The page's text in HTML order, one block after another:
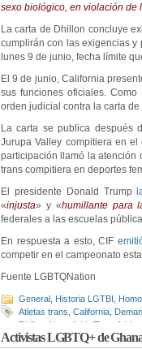
sexo biológico, en violación de
La carta de Dhillon concluye
cumplirán con las exigencias y
lunes 9 de junio, fecha límite
El 9 de junio, California
sus funciones oficiales.
orden judicial contra la carta
La carta se publica después
Jurupa Valley compitiera en
participación llamó la atención
trans compitiera en deportes
El presidente Donald Trump
«injusta» y «humillante para
federales a las escuelas
En respuesta a esto, CIF
competir en el campeonato
Fuente LGBTQNation
General Historia LGTBI
Atletas trans California
Dhillon
Homofobia/Transfobia
Bonta
Activistas LGBTQ+ de